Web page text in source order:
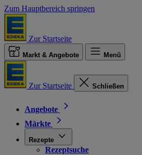
Zum Hauptbereich springen
Zur Startseite
Markt & Angebote Menü
Zur Startseite Schließen
Angebote
Märkte
Rezepte
Rezeptsuche